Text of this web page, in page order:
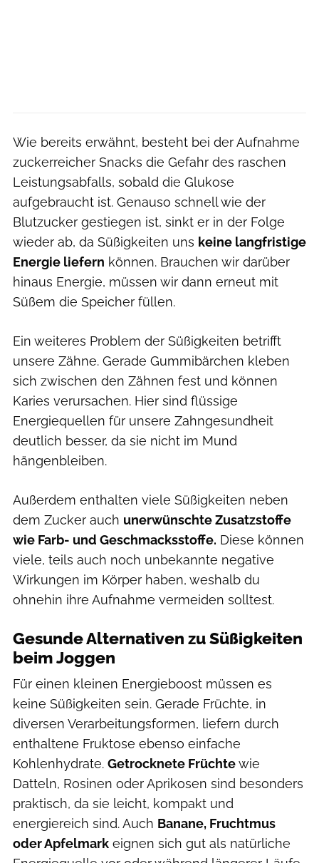
Wie bereits erwähnt, besteht bei der Aufnahme
zuckerreicher Snacks die Gefahr des raschen
Leistungsabfalls, sobald die Glukose
aufgebraucht ist. Genauso schnell wie der
Blutzucker gestiegen ist, sinkt er in der Folge
wieder ab, da Süßigkeiten uns keine langfristige
Energie liefern können. Brauchen wir darüber
hinaus Energie, müssen wir dann erneut mit
Süßem die Speicher füllen.
Ein weiteres Problem der Süßigkeiten betrifft
unsere Zähne. Gerade Gummibärchen kleben
sich zwischen den Zähnen fest und können
Karies verursachen. Hier sind flüssige
Energiequellen für unsere Zahngesundheit
deutlich besser, da sie nicht im Mund
hängenbleiben.
Außerdem enthalten viele Süßigkeiten neben
dem Zucker auch unerwünschte Zusatzstoffe
wie Farb- und Geschmacksstoffe. Diese können
viele, teils auch noch unbekannte negative
Wirkungen im Körper haben, weshalb du
ohnehin ihre Aufnahme vermeiden solltest.
Gesunde Alternativen zu Süßigkeiten
beim Joggen
Für einen kleinen Energieboost müssen es
keine Süßigkeiten sein. Gerade Früchte, in
diversen Verarbeitungsformen, liefern durch
enthaltene Fruktose ebenso einfache
Kohlenhydrate. Getrocknete Früchtewie
Datteln, Rosinen oder Aprikosen sind besonders
praktisch, da sie leicht, kompakt und
energiereich sind. Auch Banane, Fruchtmus
oder Apfelmark eignen sich gut als natürliche